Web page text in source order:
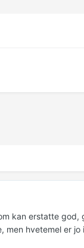
kan erstatte
men hvetemel er jo